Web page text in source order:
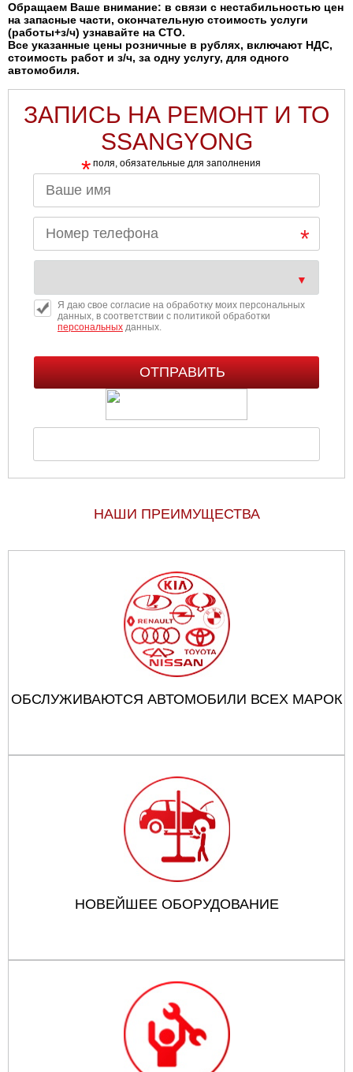
Обращаем Ваше внимание: в связи с нестабильностью цен
на запасные части, окончательную стоимость услуги
(работы+з/ч) узнавайте на СТО.
Все указанные цены розничные в рублях, включают НДС,
стоимость работ и з/ч, за одну услугу, для одного
автомобиля.
ЗАПИСЬ НА РЕМОНТ И ТО
SSANGYONG
* поля, обязательные для заполнения
Я даю свое согласие на обработку моих персональных
данных, в соответствии с политикой обработки
персональныхданных.
НАШИ ПРЕИМУЩЕСТВА
ОБСЛУЖИВАЮТСЯ АВТОМОБИЛИ ВСЕХ МАРОК
НОВЕЙШЕЕ ОБОРУДОВАНИЕ